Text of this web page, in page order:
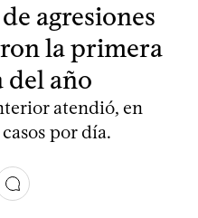
agresiones
la primera
del año
atendió, en
por día.